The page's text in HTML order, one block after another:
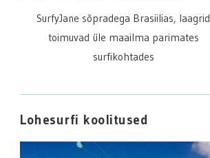
SurfyJane sõpradega Brasiilias, laagrid
toimuvad üle maailma parimates
surfikohtades
Lohesurfi koolitused